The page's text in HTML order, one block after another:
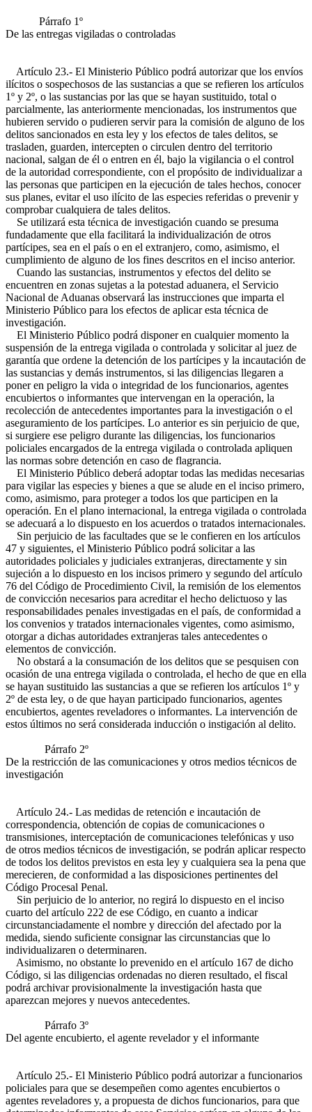
Párrafo 1º
De las entregas vigiladas o controladas
Artículo 23.- El Ministerio Público podrá autorizar que los envíos
ilícitos o sospechosos de las sustancias a que se refieren los artículos
1º y 2º, o las sustancias por las que se hayan sustituido, total o
parcialmente, las anteriormente mencionadas, los instrumentos que
hubieren servido o pudieren servir para la comisión de alguno de los
delitos sancionados en esta ley y los efectos de tales delitos, se
trasladen, guarden, intercepten o circulen dentro del territorio
nacional, salgan de él o entren en él, bajo la vigilancia o el control
de la autoridad correspondiente, con el propósito de individualizar a
las personas que participen en la ejecución de tales hechos, conocer
sus planes, evitar el uso ilícito de las especies referidas o prevenir y
comprobar cualquiera de tales delitos.
Se utilizará esta técnica de investigación cuando se presuma
fundadamente que ella facilitará la individualización de otros
partícipes, sea en el país o en el extranjero, como, asimismo, el
cumplimiento de alguno de los fines descritos en el inciso anterior.
Cuando las sustancias, instrumentos y efectos del delito se
encuentren en zonas sujetas a la potestad aduanera, el Servicio
Nacional de Aduanas observará las instrucciones que imparta el
Ministerio Público para los efectos de aplicar esta técnica de
investigación.
El Ministerio Público podrá disponer en cualquier momento la
suspensión de la entrega vigilada o controlada y solicitar al juez de
garantía que ordene la detención de los partícipes y la incautación de
las sustancias y demás instrumentos, si las diligencias llegaren a
poner en peligro la vida o integridad de los funcionarios, agentes
encubiertos o informantes que intervengan en la operación, la
recolección de antecedentes importantes para la investigación o el
aseguramiento de los partícipes. Lo anterior es sin perjuicio de que,
si surgiere ese peligro durante las diligencias, los funcionarios
policiales encargados de la entrega vigilada o controlada apliquen
las normas sobre detención en caso de flagrancia.
El Ministerio Público deberá adoptar todas las medidas necesarias
para vigilar las especies y bienes a que se alude en el inciso primero,
como, asimismo, para proteger a todos los que participen en la
operación. En el plano internacional, la entrega vigilada o controlada
se adecuará a lo dispuesto en los acuerdos o tratados internacionales.
Sin perjuicio de las facultades que se le confieren en los artículos
47 y siguientes, el Ministerio Público podrá solicitar a las
autoridades policiales y judiciales extranjeras, directamente y sin
sujeción a lo dispuesto en los incisos primero y segundo del artículo
76 del Código de Procedimiento Civil, la remisión de los elementos
de convicción necesarios para acreditar el hecho delictuoso y las
responsabilidades penales investigadas en el país, de conformidad a
los convenios y tratados internacionales vigentes, como asimismo,
otorgar a dichas autoridades extranjeras tales antecedentes o
elementos de convicción.
No obstará a la consumación de los delitos que se pesquisen con
ocasión de una entrega vigilada o controlada, el hecho de que en ella
se hayan sustituido las sustancias a que se refieren los artículos 1º y
2º de esta ley, o de que hayan participado funcionarios, agentes
encubiertos, agentes reveladores o informantes. La intervención de
estos últimos no será considerada inducción o instigación al delito.
Párrafo 2º
De la restricción de las comunicaciones y otros medios técnicos de
investigación
Artículo 24.- Las medidas de retención e incautación de
correspondencia, obtención de copias de comunicaciones o
transmisiones, interceptación de comunicaciones telefónicas y uso
de otros medios técnicos de investigación, se podrán aplicar respecto
de todos los delitos previstos en esta ley y cualquiera sea la pena que
merecieren, de conformidad a las disposiciones pertinentes del
Código Procesal Penal.
Sin perjuicio de lo anterior, no regirá lo dispuesto en el inciso
cuarto del artículo 222 de ese Código, en cuanto a indicar
circunstanciadamente el nombre y dirección del afectado por la
medida, siendo suficiente consignar las circunstancias que lo
individualizaren o determinaren.
Asimismo, no obstante lo prevenido en el artículo 167 de dicho
Código, si las diligencias ordenadas no dieren resultado, el fiscal
podrá archivar provisionalmente la investigación hasta que
aparezcan mejores y nuevos antecedentes.
Párrafo 3º
Del agente encubierto, el agente revelador y el informante
Artículo 25.- El Ministerio Público podrá autorizar a funcionarios
policiales para que se desempeñen como agentes encubiertos o
agentes reveladores y, a propuesta de dichos funcionarios, para que